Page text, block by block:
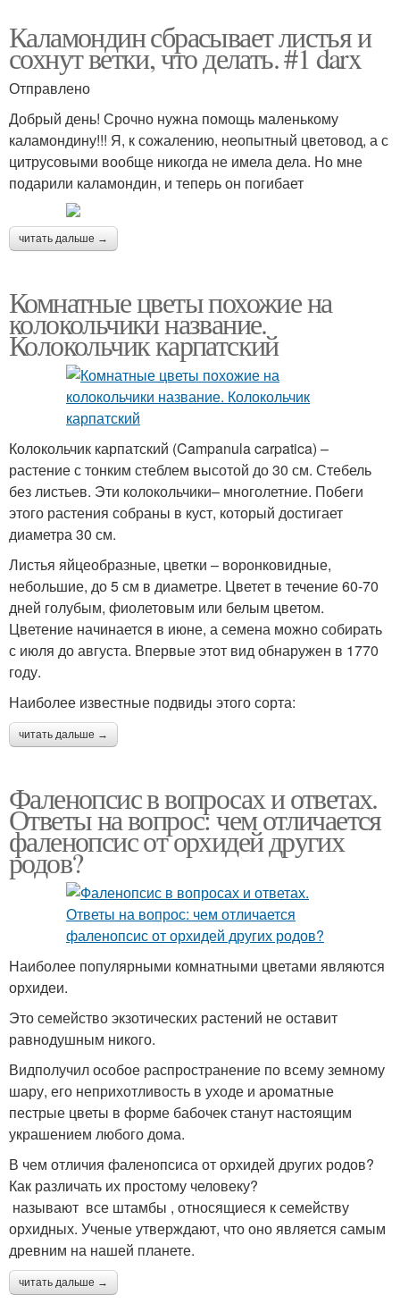
Каламондин сбрасывает листья и
сохнут ветки, что делать. #1 darx
Отправлено
Добрый день! Срочно нужна помощь маленькому
каламондину!!! Я, к сожалению, неопытный цветовод, а с
цитрусовыми вообще никогда не имела дела. Но мне
подарили каламондин, и теперь он погибает
читать дальше →
Комнатные цветы похожие на
колокольчики название.
Колокольчик карпатский
Колокольчик карпатский (Campanula carpatica) –
растение с тонким стеблем высотой до 30 см. Стебель
без листьев. Эти колокольчики– многолетние. Побеги
этого растения собраны в куст, который достигает
диаметра 30 см.
Листья яйцеобразные, цветки – воронковидные,
небольшие, до 5 см в диаметре. Цветет в течение 60-70
дней голубым, фиолетовым или белым цветом.
Цветение начинается в июне, а семена можно собирать
с июля до августа. Впервые этот вид обнаружен в 1770
году.
Наиболее известные подвиды этого сорта:
читать дальше →
Фаленопсис в вопросах и ответах.
Ответы на вопрос: чем отличается
фаленопсис от орхидей других
родов?
Наиболее популярными комнатными цветами являются
орхидеи.
Это семейство экзотических растений не оставит
равнодушным никого.
Видполучил особое распространение по всему земному
шару, его неприхотливость в уходе и ароматные
пестрые цветы в форме бабочек станут настоящим
украшением любого дома.
В чем отличия фаленопсиса от орхидей других родов?
Как различать их простому человеку?
называют все штамбы , относящиеся к семейству
орхидных. Ученые утверждают, что оно является самым
древним на нашей планете.
читать дальше →